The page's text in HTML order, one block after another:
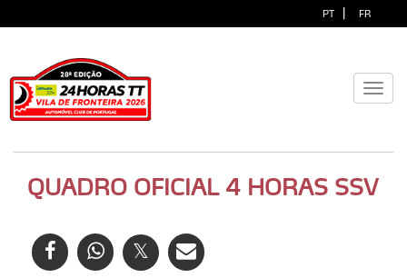
PT | FR
QUADRO OFICIAL 4 HORAS SSV